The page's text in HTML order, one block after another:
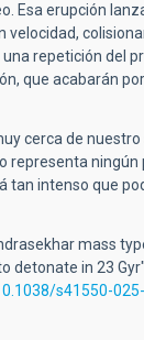
Esa erupción
velocidad,
repetición del
que acabarán
cerca de nuestro
representa ningún
tan intenso que
mass
detonate in 23
s41550-